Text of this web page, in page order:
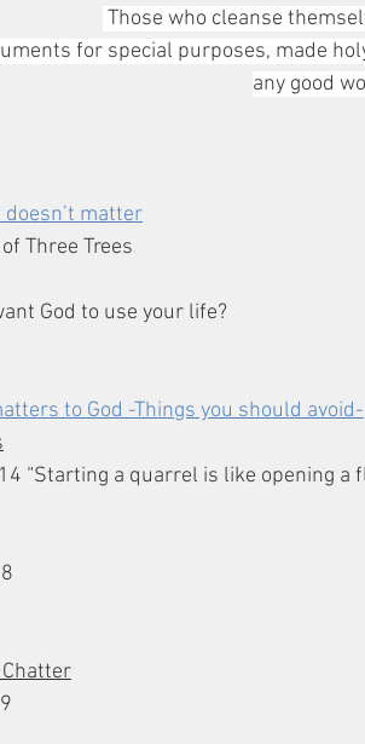
Those who cleanse
for special purposes, made
any good
matter
Three Trees
God to use your life?
to God -Things you should avoid-